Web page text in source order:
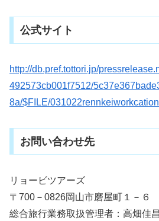
公式サイト
http://db.pref.tottori.jp/
492573cb001f7512/
8a/$FILE/
お問い合わせ先
リョービツアーズ
〒700－0826岡山市磨屋町１－６
総合旅行業務取扱管理者：高畑佳昌